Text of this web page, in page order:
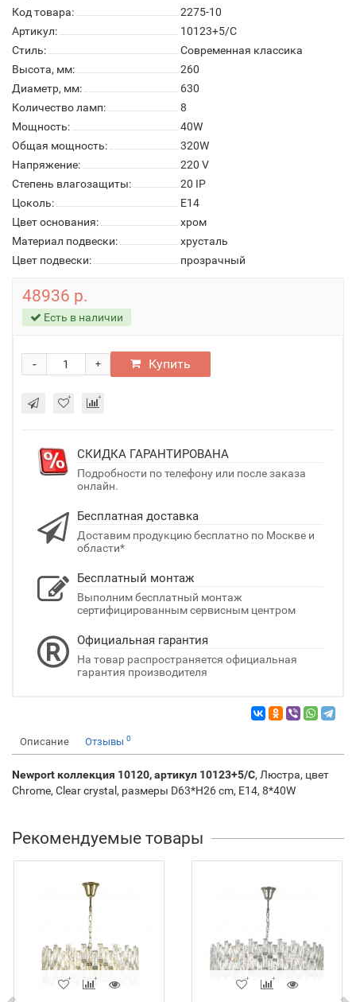
Код товара:
2275-10
Артикул:
10123+5/C
Стиль:
Современная классика
Высота, мм:
260
Диаметр, мм:
630
Количество ламп:
8
Мощность:
40W
Общая мощность:
320W
Напряжение:
220 V
Степень влагозащиты:
20 IP
Цоколь:
E14
Цвет основания:
хром
Материал подвески:
хрусталь
Цвет подвески:
прозрачный
48936 р.
Есть в наличии
+
- Купить
СКИДКА ГАРАНТИРОВАНА
Подробности по телефону или после заказа
онлайн.
Бесплатная доставка
Доставим продукцию бесплатно по Москве и
области*
Бесплатный монтаж
Выполним бесплатный монтаж
сертифицированным сервисным центром
Официальная гарантия
На товар распространяется официальная
гарантия производителя
Описание Отзывы 0
Newport коллекция 10120, артикул 10123+5/C, Люстра, цвет
Chrome, Clear crystal, размеры D63*H26 cm, E14, 8*40W
Рекомендуемые товары